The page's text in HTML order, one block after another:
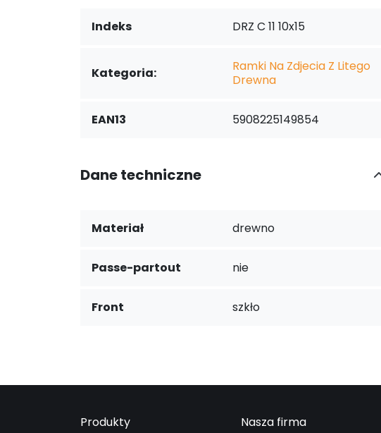
Indeks DRZ C 11 10x15
Kategoria:
Ramki Na Zdjecia Z Litego
Drewna
EAN13 5908225149854
Dane techniczne
Materiał drewno
Passe-partout nie
Front szkło
Produkty Nasza firma